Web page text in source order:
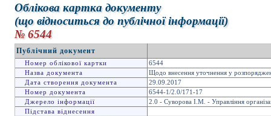
Облікова картка документу
(що відноситься до публічної інформації)
№ 6544
Публічний документ
Номер облікової картки
6544
Назва документа
Щодо внесення уточнення у
Дата створення документа
29.09.2017
Номер документа
6544-1/2.0/171-17
Джерело інформації
2.0 - Суворова І.М. - Управління
Підстава віднесення